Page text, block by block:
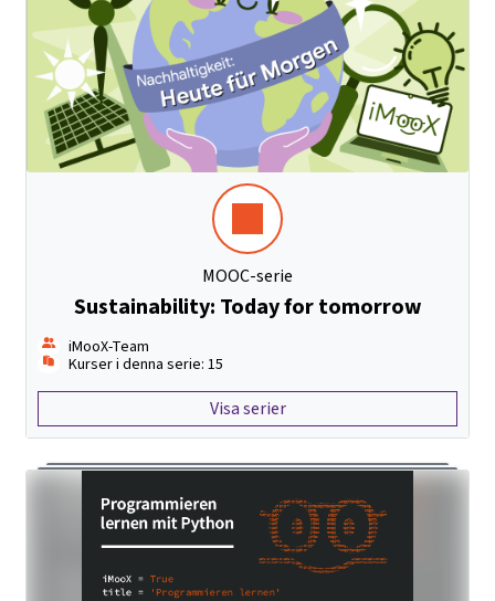
MOOC-serie
Sustainability: Today for tomorrow
iMooX-Team
Kurser i denna serie: 15
Visa serier